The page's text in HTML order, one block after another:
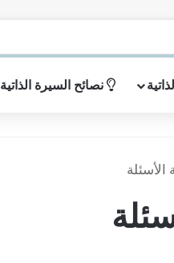
نصائح السيرة الذاتية
الأسئلة